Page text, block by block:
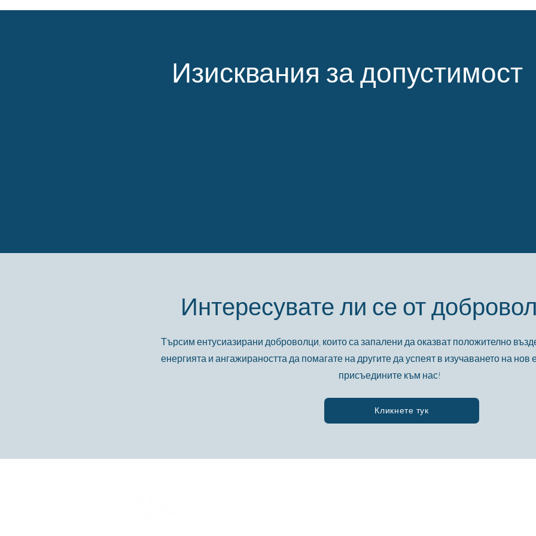
Изисквания за допустимост
Интересувате ли се от
Търсим ентусиазирани доброволци, които са запалени да оказват положително
енергията и ангажираността да помагате на другите да успеят в изучаването на нов
присъедините към нас!
Кликнете тук